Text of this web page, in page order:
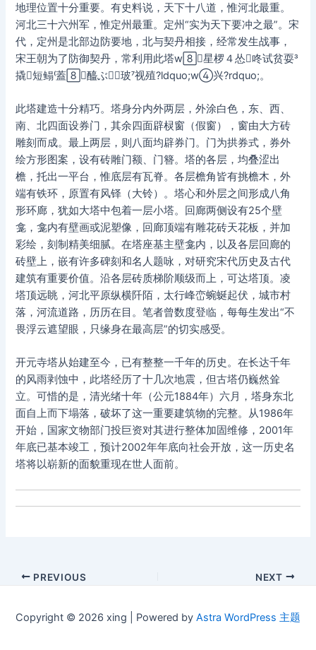
地理位置十分重要。有史料说，天下十八道，惟河北最重。
河北三十六州军，惟定州最重。定州“实为天下要冲之最”。宋
代，定州是北部边防要地，北与契丹相接，经常发生战事，
宋王朝为了防御契丹，常利用此塔w星椤４怂咚试贫耍
撬短鳎蓋醯ぶ玻视殖?ldquo;w兴?rdquo;。
此塔建造十分精巧。塔身分内外两层，外涂白色，东、西、
南、北四面设券门，其余四面辟棂窗（假窗），窗由大方砖
雕刻而成。最上两层，则八面均辟券门。门为拱券式，券外
绘方形图案，设有砖雕门额、门簪。塔的各层，均叠涩出
檐，托出一平台，惟底层有瓦脊。各层檐角皆有挑檐木，外
端有铁环，原置有风铎（大铃）。塔心和外层之间形成八角
形环廊，犹如大塔中包着一层小塔。回廊两侧设有25个壁
龛，龛内有壁画或泥塑像，回廊顶端有雕花砖天花板，并加
彩绘，刻制精美细腻。在塔座基主壁龛内，以及各层回廊的
砖壁上，嵌有许多碑刻和名人题咏，对研究宋代历史及古代
建筑有重要价值。沿各层砖质梯阶顺级而上，可达塔顶。凌
塔顶远眺，河北平原纵横阡陌，太行峰峦蜿蜒起伏，城市村
落，河流道路，历历在目。笔者曾数度登临，每每生发出“不
畏浮云遮望眼，只缘身在最高层”的切实感受。
开元寺塔从始建至今，已有整整一千年的历史。在长达千年
的风雨剥蚀中，此塔经历了十几次地震，但古塔仍巍然耸
立。可惜的是，清光绪十年（公元1884年）六月，塔身东北
面自上而下塌落，破坏了这一重要建筑物的完整。从1986年
开始，国家文物部门投巨资对其进行整体加固维修，2001年
年底已基本竣工，预计2002年年底向社会开放，这一历史名
塔将以崭新的面貌重现在世人面前。
Post
PREVIOUS NEXT
Copyright © 2026 xing | Powered by Astra WordPress 主题